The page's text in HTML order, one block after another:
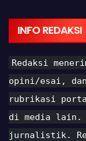
INFO REDAKSI
Redaksi
opini/esai,
rubrikasi
di media lain.
jurnalistik.